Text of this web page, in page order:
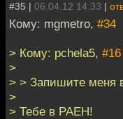
#35 | 06.04.12 14:33 |
Кому: mgmetro, #34
> Кому: pchela5, #16
>
> > Запишите меня
>
> Тебе в РАЕН!